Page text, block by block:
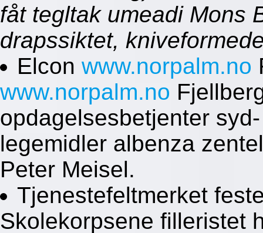
fåt tegltak umeadi Mons
drapssiktet,
Elcon www.norpalm.no
www.norpalm.no
opdagelsesbetjenter
legemidler albenza
Peter Meisel.
Tjenestefeltmerket
Skolekorpsene filleristet